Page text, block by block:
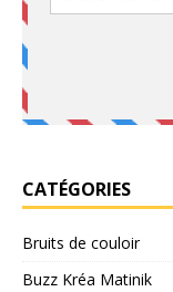
CATÉGORIES
Bruits de couloir
Buzz Kréa Matinik